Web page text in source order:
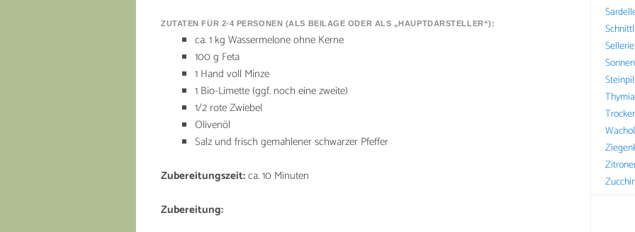
ZUTATEN FÜR 2-4 PERSONEN (ALS BEILAGE ODER ALS „HAUPTDARSTELLER“):
ca. 1 kg Wassermelone ohne Kerne
100 g Feta
1 Hand voll Minze
1 Bio-Limette (ggf. noch eine zweite)
1/2 rote Zwiebel
Olivenöl
Salz und frisch gemahlener schwarzer Pfeffer
Zubereitungszeit:ca. 10 Minuten
Zubereitung:
Sellerie